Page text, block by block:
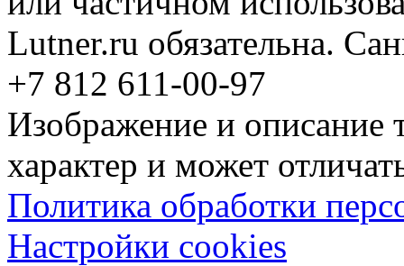
Lutner.ru обязательна.
+7 812 611-00-97
Изображение и описание
характер и может
Политика обработки
Настройки cookies